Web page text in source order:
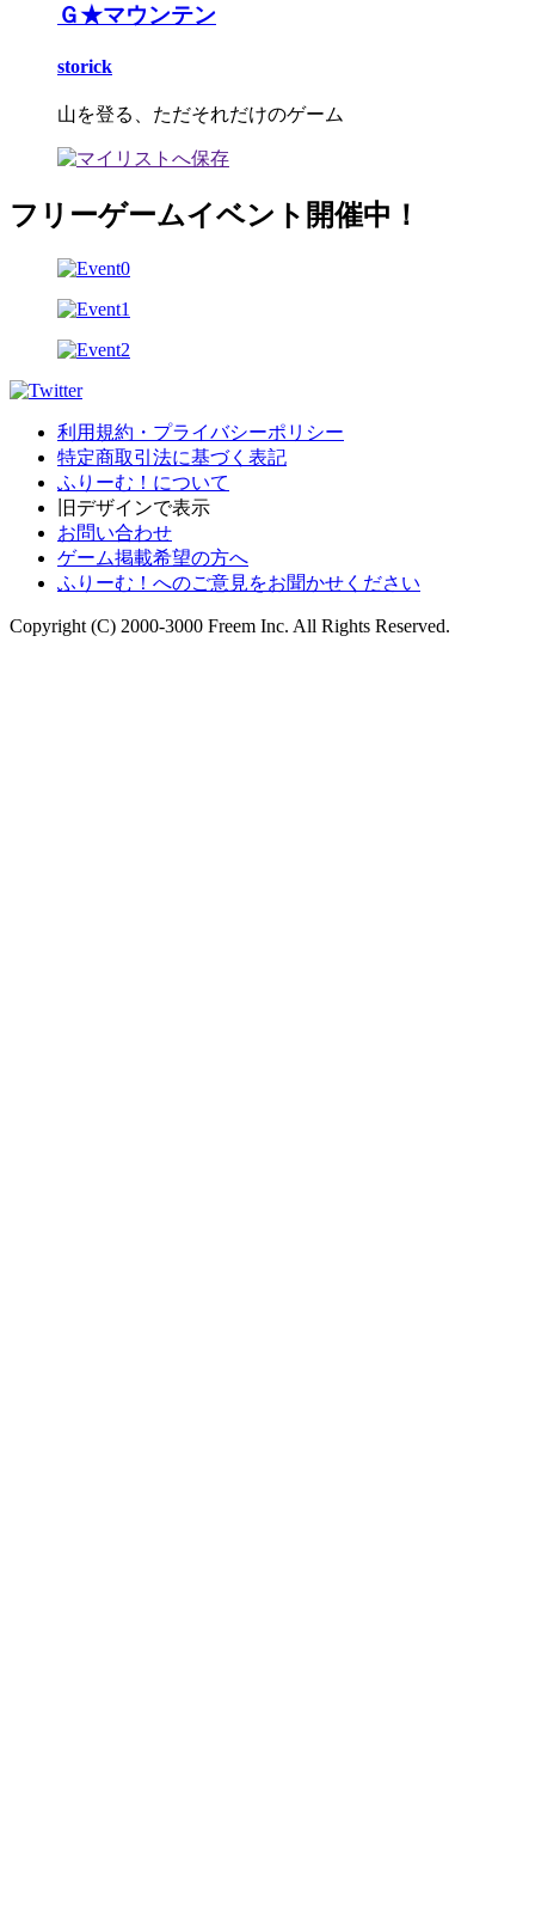
Ｇ★マウンテン
storick
山を登る、ただそれだけのゲーム
フリーゲームイベント開催中！
利用規約・プライバシーポリシー
特定商取引法に基づく表記
ふりーむ！について
旧デザインで表示
お問い合わせ
ゲーム掲載希望の方へ
ふりーむ！へのご意見をお聞かせください
Copyright (C) 2000-3000 Freem Inc. All Rights Reserved.